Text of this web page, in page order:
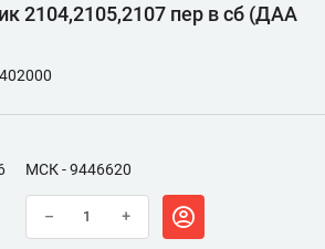
2104,2105,2107 пер в сб (ДАА
МСК - 9446620
– +